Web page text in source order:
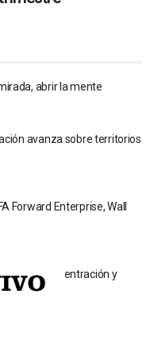
abrir la mente
avanza sobre territorios
Forward Enterprise, Wall
más la concentración y